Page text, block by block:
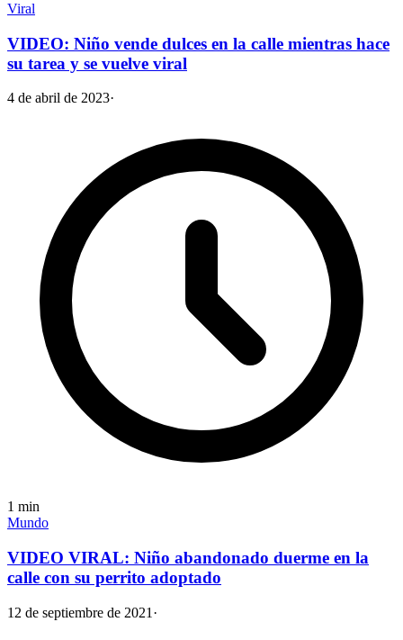
Viral
VIDEO: Niño vende dulces en la calle mientras hace
su tarea y se vuelve viral
4 de abril de 2023·
1 min
Mundo
VIDEO VIRAL: Niño abandonado duerme en la
calle con su perrito adoptado
12 de septiembre de 2021 ·